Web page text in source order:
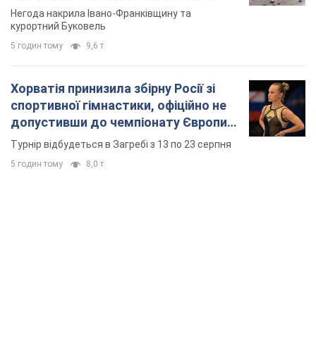
Відео
Негода накрила Івано-Франківщину та
курортний Буковель
5 годин тому 9,6 т.
Хорватія принизила збірну Росії зі
спортивної гімнастики, офіційно не
допустивши до чемпіонату Європи
основних спортсменів
Турнір відбудеться в Загребі з 13 по 23 серпня
5 годин тому 8,0 т.